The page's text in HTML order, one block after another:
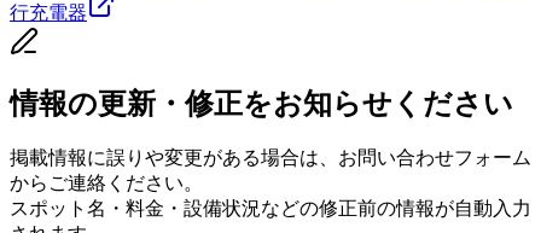
行充電器
情報の更新・修正をお知らせください
掲載情報に誤りや変更がある場合は、お問い合わせフォーム
からご連絡ください。
スポット名・料金・設備状況などの修正前の情報が自動入力